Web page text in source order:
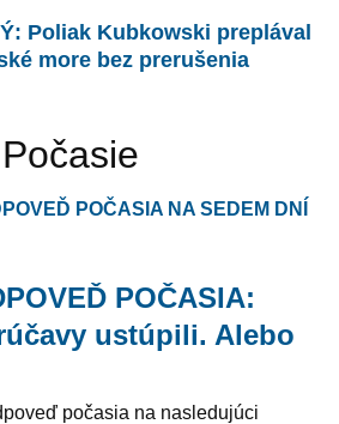
Poliak Kubkowski preplával
more bez prerušenia
Počasie
POČASIA NA SEDEM DNÍ
POČASIA:
ustúpili. Alebo
počasia na nasledujúci